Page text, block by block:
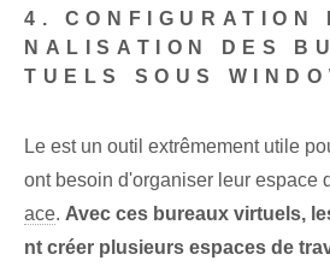
4. CONFIGURATION
NALISATION DES
TUELS SOUS
Le ⁢est⁢ un outil extrêmement utile
ont besoin d'organiser leur espace
ace.⁤ Avec ces bureaux virtuels,
nt créer plusieurs espaces de